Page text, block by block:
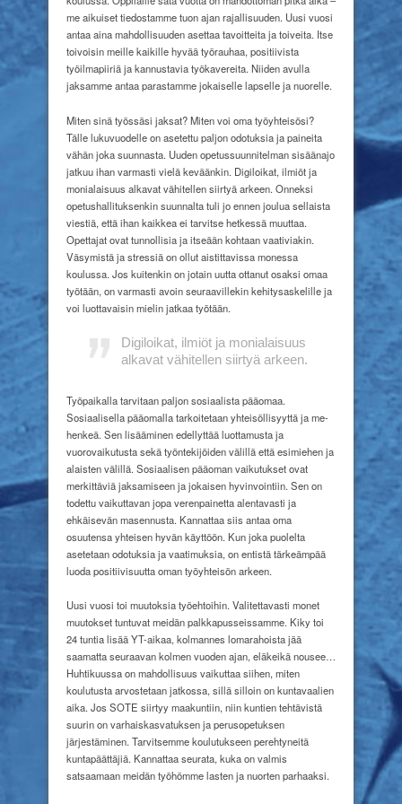
me aikuiset tiedostamme tuon ajan rajallisuuden. Uusi vuosi
antaa aina mahdollisuuden asettaa tavoitteita ja toiveita. Itse
toivoisin meille kaikille hyvää työrauhaa, positiivista
työilmapiiriä ja kannustavia työkavereita. Niiden avulla
jaksamme antaa parastamme jokaiselle lapselle ja nuorelle.
Miten sinä työssäsi jaksat? Miten voi oma työyhteisösi?
Tälle lukuvuodelle on asetettu paljon odotuksia ja paineita
vähän joka suunnasta. Uuden opetussuunnitelman sisäänajo
jatkuu ihan varmasti vielä keväänkin. Digiloikat, ilmiöt ja
monialaisuus alkavat vähitellen siirtyä arkeen. Onneksi
opetushallituksenkin suunnalta tuli jo ennen joulua sellaista
viestiä, että ihan kaikkea ei tarvitse hetkessä muuttaa.
Opettajat ovat tunnollisia ja itseään kohtaan vaativiakin.
Väsymistä ja stressiä on ollut aistittavissa monessa
koulussa. Jos kuitenkin on jotain uutta ottanut osaksi omaa
työtään, on varmasti avoin seuraavillekin kehitysaskelille ja
voi luottavaisin mielin jatkaa työtään.
Digiloikat, ilmiöt ja monialaisuus
alkavat vähitellen siirtyä arkeen.
Työpaikalla tarvitaan paljon sosiaalista pääomaa.
Sosiaalisella pääomalla tarkoitetaan yhteisöllisyyttä ja me-
henkeä. Sen lisääminen edellyttää luottamusta ja
vuorovaikutusta sekä työntekijöiden välillä että esimiehen ja
alaisten välillä. Sosiaalisen pääoman vaikutukset ovat
merkittäviä jaksamiseen ja jokaisen hyvinvointiin. Sen on
todettu vaikuttavan jopa verenpainetta alentavasti ja
ehkäisevän masennusta. Kannattaa siis antaa oma
osuutensa yhteisen hyvän käyttöön. Kun joka puolelta
asetetaan odotuksia ja vaatimuksia, on entistä tärkeämpää
luoda positiivisuutta oman työyhteisön arkeen.
Uusi vuosi toi muutoksia työehtoihin. Valitettavasti monet
muutokset tuntuvat meidän palkkapusseissamme. Kiky toi
24 tuntia lisää YT-aikaa, kolmannes lomarahoista jää
saamatta seuraavan kolmen vuoden ajan, eläkeikä nousee…
Huhtikuussa on mahdollisuus vaikuttaa siihen, miten
koulutusta arvostetaan jatkossa, sillä silloin on kuntavaalien
aika. Jos SOTE siirtyy maakuntiin, niin kuntien tehtävistä
suurin on varhaiskasvatuksen ja perusopetuksen
järjestäminen. Tarvitsemme koulutukseen perehtyneitä
kuntapäättäjiä. Kannattaa seurata, kuka on valmis
satsaamaan meidän työhömme lasten ja nuorten parhaaksi.